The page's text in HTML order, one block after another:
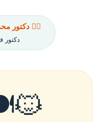
👨‍⚕️ دكتور
دكتور